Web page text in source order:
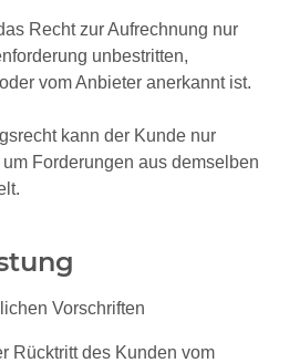
Recht zur Aufrechnung nur
unbestritten,
vom Anbieter anerkannt ist.
kann der Kunde nur
Forderungen aus demselben
Vorschriften
Rücktritt des Kunden vom